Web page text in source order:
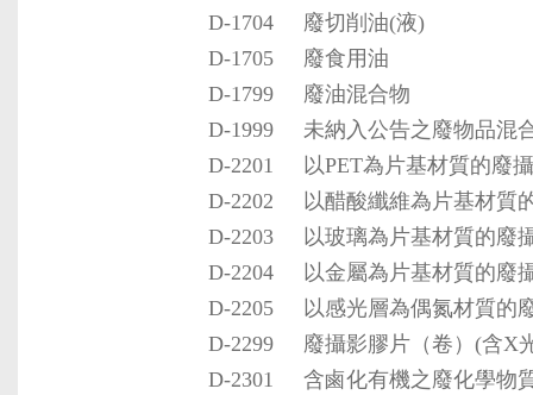
D-1704
廢切削油(液)
D-1705
廢食用油
D-1799
廢油混合物
D-1999
未納入公告之廢物品混
D-2201
以PET為片基材質的廢
D-2202
以醋酸纖維為片基材質
D-2203
以玻璃為片基材質的廢
D-2204
以金屬為片基材質的廢
D-2205
以感光層為偶氮材質的
D-2299
廢攝影膠片（卷）(含X
D-2301
含鹵化有機之廢化學物